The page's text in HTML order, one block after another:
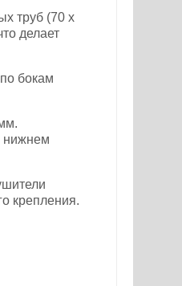
труб (70 х
делает
бокам
нижнем
крепления.